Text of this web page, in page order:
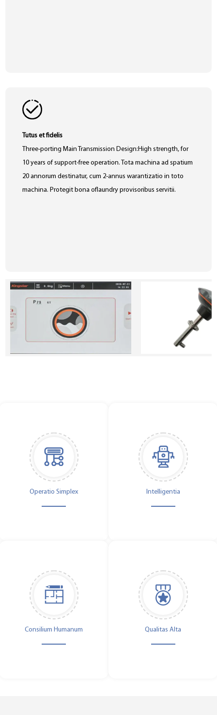
Tutus et fidelis
Three-porting Main Transmission Design:High strength, for
10 years of support-free operation. Tota machina ad spatium
20 annorum destinatur, cum 2-annus warantizatio in toto
machina. Protegit bona oflaundry provisoribus servitii.
Operatio Simplex Intelligentia
Consilium Humanum Qualitas Alta